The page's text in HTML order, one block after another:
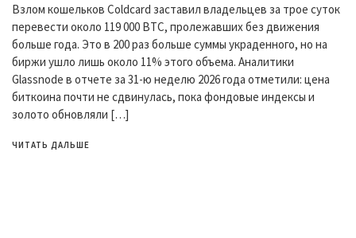
Взлом кошельков Coldcard заставил владельцев за трое суток
перевести около 119 000 BTC, пролежавших без движения
больше года. Это в 200 раз больше суммы украденного, но на
биржи ушло лишь около 11% этого объема. Аналитики
Glassnode в отчете за 31-ю неделю 2026 года отметили: цена
биткоина почти не сдвинулась, пока фондовые индексы и
золото обновляли […]
ЧИТАТЬ ДАЛЬШЕ